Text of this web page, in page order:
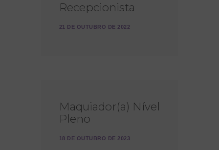
Recepcionista
21 DE OUTUBRO DE 2022
Maquiador(a) Nível
Pleno
18 DE OUTUBRO DE 2023